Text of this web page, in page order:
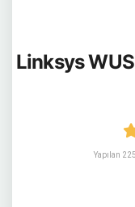
Linksys
Yapılan